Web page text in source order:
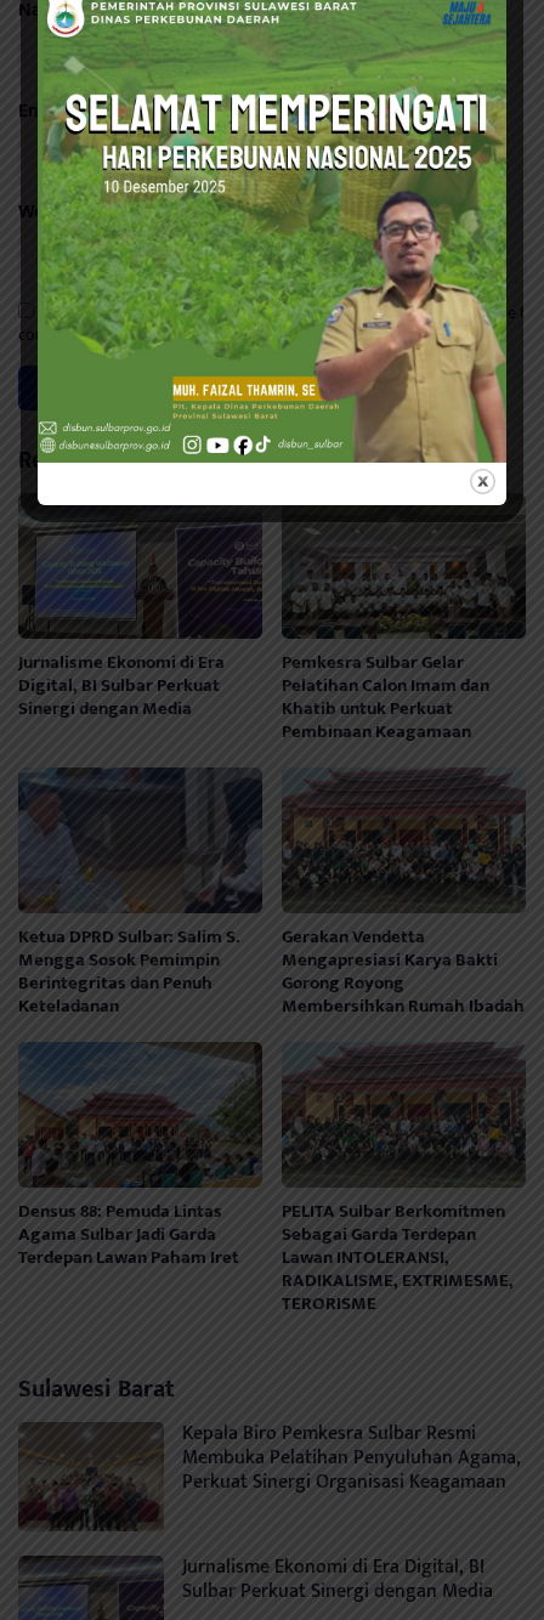
Name*
Email*
Website
Save my name, email, and website in this browser for the next time I
comment.
Related Posts
Jurnalisme Ekonomi di Era
Digital, BI Sulbar Perkuat
Sinergi dengan Media
Pemkesra Sulbar Gelar
Pelatihan Calon Imam dan
Khatib untuk Perkuat
Pembinaan Keagamaan
Ketua DPRD Sulbar: Salim S.
Mengga Sosok Pemimpin
Berintegritas dan Penuh
Keteladanan
Gerakan Vendetta
Mengapresiasi Karya Bakti
Gorong Royong
Membersihkan Rumah Ibadah
Densus 88: Pemuda Lintas
Agama Sulbar Jadi Garda
Terdepan Lawan Paham Iret
PELITA Sulbar Berkomitmen
Sebagai Garda Terdepan
Lawan INTOLERANSI,
RADIKALISME, EXTRIMESME,
TERORISME
Sulawesi Barat
Kepala Biro Pemkesra Sulbar Resmi
Membuka Pelatihan Penyuluhan Agama,
Perkuat Sinergi Organisasi Keagamaan
Jurnalisme Ekonomi di Era Digital, BI
Sulbar Perkuat Sinergi dengan Media